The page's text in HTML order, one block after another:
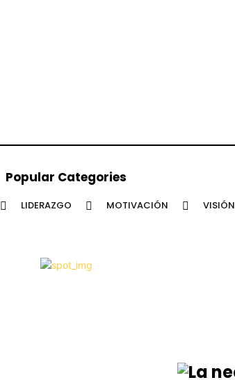
Popular Categories
LIDERAZGO MOTIVACIÓN VISIÓN